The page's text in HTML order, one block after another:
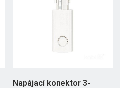
Napájací konektor 3-